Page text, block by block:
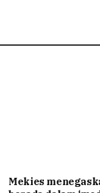
Mekies